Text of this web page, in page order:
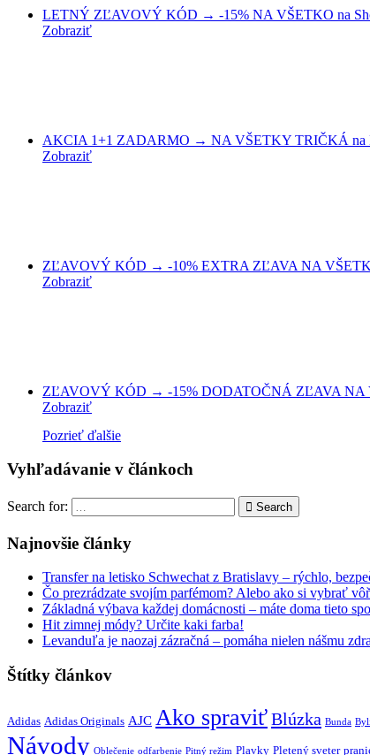
LETNÝ ZĽAVOVÝ KÓD → -15% NA VŠETKO na
Zobraziť
AKCIA 1+1 ZADARMO → NA VŠETKY TRIČKÁ na
Zobraziť
ZĽAVOVÝ KÓD → -10% EXTRA ZĽAVA NA
Zobraziť
ZĽAVOVÝ KÓD → -15% DODATOČNÁ ZĽAVA NA
Zobraziť
Pozrieť ďalšie
Vyhľadávanie v článkoch
Search for: Search
Najnovšie články
Transfer na letisko Schwechat z Bratislavy – rýchlo,
Čo prezrádzate svojím parfémom? Alebo ako si vybrať
Základná výbava každej domácnosti – máte doma tieto
Hit zimnej módy? Určite kaki farba!
Levanduľa je naozaj zázračná – pomáha nielen nášmu
Štítky článkov
Adidas Adidas Originals AJC Ako spraviťBlúzka Bunda
Návody Oblečenie odfarbenie Pitný režim Plavky Pletený sveter